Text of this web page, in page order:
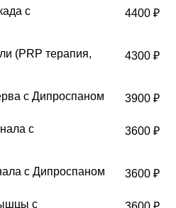
с
4400 ₽
(PRP терапия,
4300 ₽
с Дипроспаном 3900 ₽
с
3600 ₽
с Дипроспаном 3600 ₽
с